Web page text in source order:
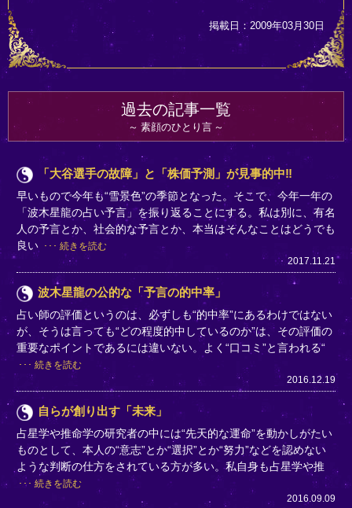
掲載日：2009年03月30日
過去の記事一覧
素顔のひとり言
「大谷選手の故障」と「株価予測」が見事的中‼
早いもので今年も“雪景色”の季節となった。そこで、今年一年の
「波木星龍の占い予言」を振り返ることにする。私は別に、有名
人の予言とか、社会的な予言とか、本当はそんなことはどうでも
良い
続きを読む
2017.11.21
波木星龍の公的な「予言の的中率」
占い師の評価というのは、必ずしも“的中率”にあるわけではない
が、そうは言っても“どの程度的中しているのか”は、その評価の
重要なポイントであるには違いない。よく“口コミ”と言われる“
続きを読む
2016.12.19
自らが創り出す「未来」
占星学や推命学の研究者の中には“先天的な運命”を動かしがたい
ものとして、本人の“意志”とか“選択”とか“努力”などを認めない
ような判断の仕方をされている方が多い。私自身も占星学や推
続きを読む
2016.09.09